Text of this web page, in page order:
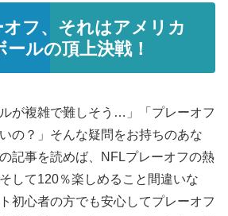
フ、それはアメリカ
ルの頂上決戦！
ルが複雑で難しそう…」「プレーオフ
の？」そんな疑問をお持ちのあな
記事を読めば、NFLプレーオフの熱
して120％楽しめること間違いな
初心者の方でも安心してプレーオフ